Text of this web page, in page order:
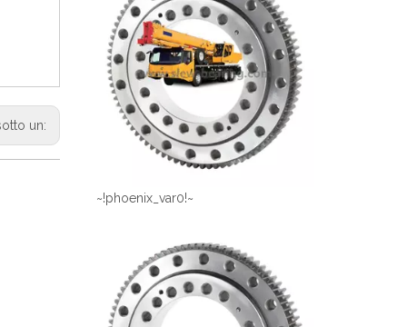
un:
~!phoenix_var0!~